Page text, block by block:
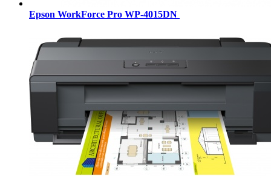
Epson WorkForce Pro WP-4015DN